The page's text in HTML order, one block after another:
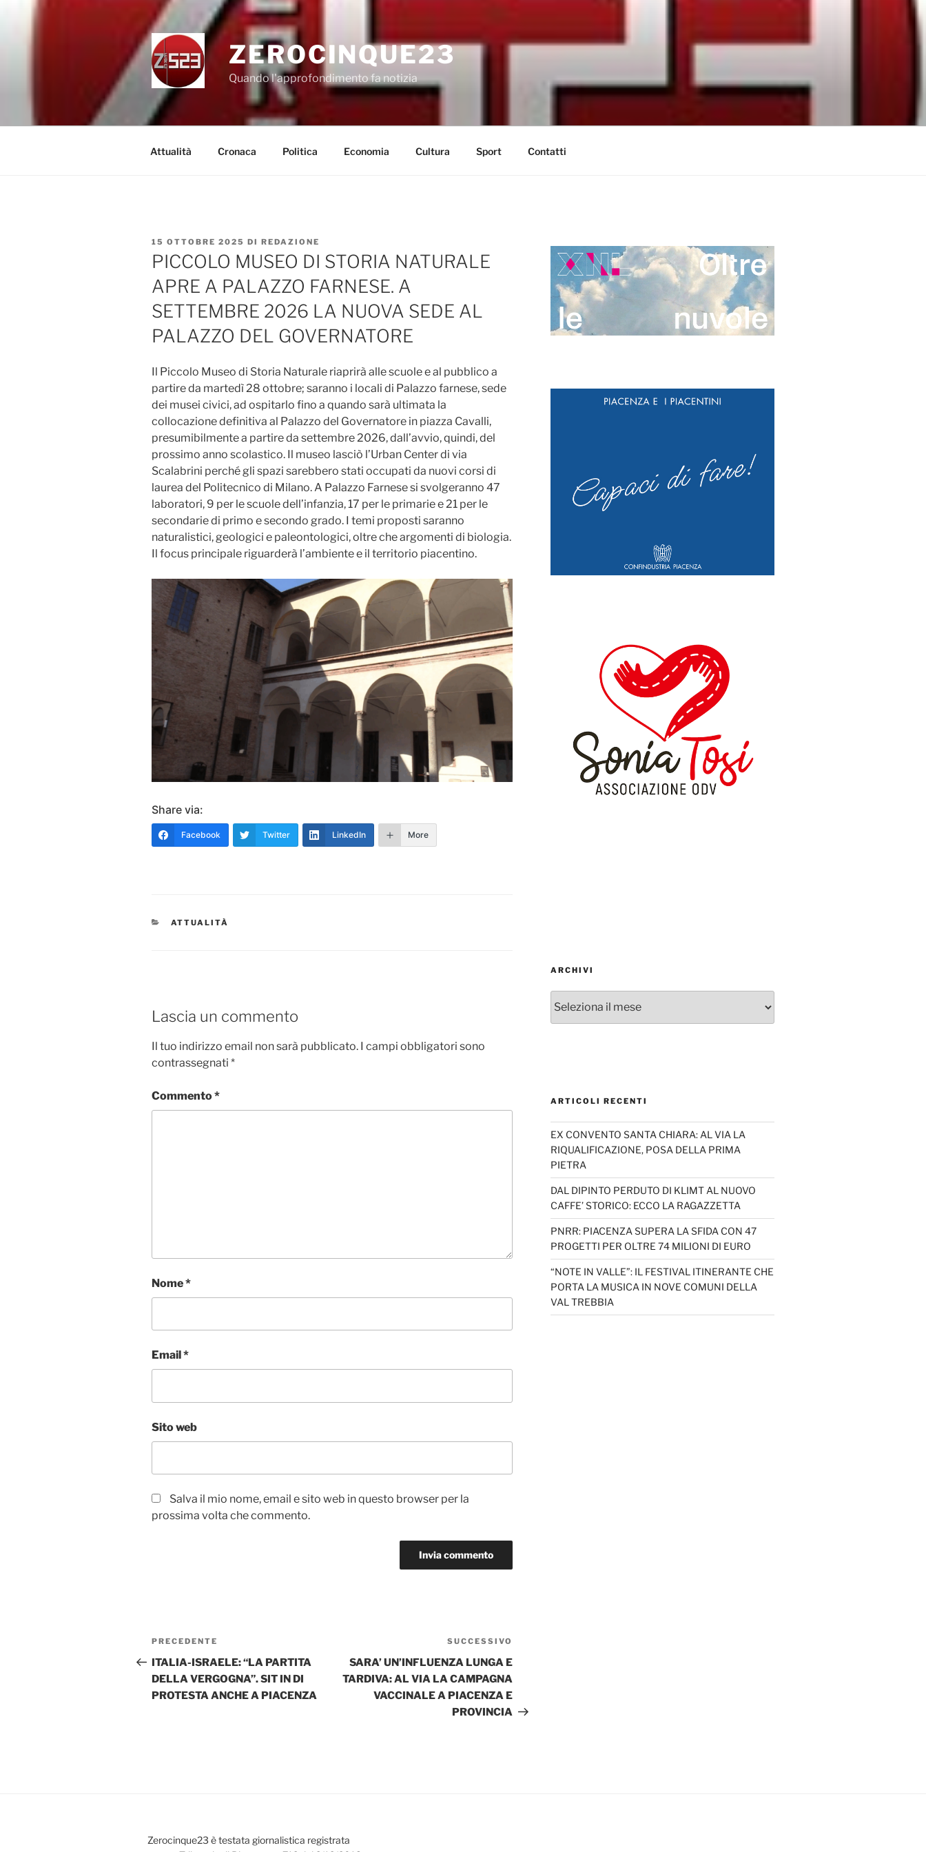
ZEROCINQUE23
Quando l'approfondimento fa notizia
Attualità Cronaca Politica Economia Cultura Sport Contatti
PUBBLICATO
IL
15 OTTOBRE 2025 DI REDAZIONE
PICCOLO MUSEO DI STORIA NATURALE
APRE A PALAZZO FARNESE. A
SETTEMBRE 2026 LA NUOVA SEDE AL
PALAZZO DEL GOVERNATORE
Il Piccolo Museo di Storia Naturale riaprirà alle scuole e al pubblico a
partire da martedì 28 ottobre; saranno i locali di Palazzo farnese, sede
dei musei civici, ad ospitarlo fino a quando sarà ultimata la
collocazione definitiva al Palazzo del Governatore in piazza Cavalli,
presumibilmente a partire da settembre 2026, dall’avvio, quindi, del
prossimo anno scolastico. Il museo lasciò l’Urban Center di via
Scalabrini perché gli spazi sarebbero stati occupati da nuovi corsi di
laurea del Politecnico di Milano. A Palazzo Farnese si svolgeranno 47
laboratori, 9 per le scuole dell’infanzia, 17 per le primarie e 21 per le
secondarie di primo e secondo grado. I temi proposti saranno
naturalistici, geologici e paleontologici, oltre che argomenti di biologia.
Il focus principale riguarderà l’ambiente e il territorio piacentino.
Share via:
Facebook Twitter LinkedIn More
CATEGORIE
ATTUALITÀ
Lascia un commento
Il tuo indirizzo email non sarà pubblicato. I campi obbligatori sono
contrassegnati *
Commento*
Nome*
Email *
Sito web
Salva il mio nome, email e sito web in questo browser per la
prossima volta che commento.
Navigazione
articoli
Articolo
precedente:
PRECEDENTE
ITALIA-ISRAELE: “LA PARTITA
DELLA VERGOGNA”. SIT IN DI
PROTESTA ANCHE A PIACENZA
successivo
SUCCESSIVO
SARA’ UN’INFLUENZA LUNGA E
TARDIVA: AL VIA LA CAMPAGNA
VACCINALE A PIACENZA E
PROVINCIA
ARCHIVI
ARTICOLI RECENTI
EX CONVENTO SANTA CHIARA: AL VIA LA
RIQUALIFICAZIONE, POSA DELLA PRIMA
PIETRA
DAL DIPINTO PERDUTO DI KLIMT AL NUOVO
CAFFE’ STORICO: ECCO LA RAGAZZETTA
PNRR: PIACENZA SUPERA LA SFIDA CON 47
PROGETTI PER OLTRE 74 MILIONI DI EURO
“NOTE IN VALLE”: IL FESTIVAL ITINERANTE CHE
PORTA LA MUSICA IN NOVE COMUNI DELLA
VAL TREBBIA
Zerocinque23 è testata giornalistica registrata